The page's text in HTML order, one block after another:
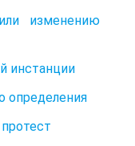
изменению
инстанции
определения